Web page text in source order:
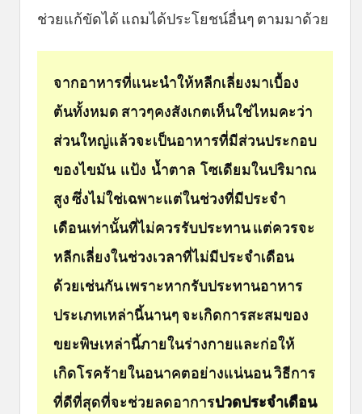
ช่วยแก้ขัดได้ แถมได้ประโยชน์อื่นๆ ตามมาด้วย
จากอาหารที่แนะนำให้หลีกเลี่ยงมาเบื้อง
ต้นทั้งหมด สาวๆคงสังเกตเห็นใช่ไหมคะว่า
ส่วนใหญ่แล้วจะเป็นอาหารที่มีส่วนประกอบ
ของไขมัน แป้ง น้ำตาล โซเดียมในปริมาณ
สูง ซึ่งไม่ใช่เฉพาะแต่ในช่วงที่มีประจำ
เดือนเท่านั้นที่ไม่ควรรับประทาน แต่ควรจะ
หลีกเลี่ยงในช่วงเวลาที่ไม่มีประจำเดือน
ด้วยเช่นกัน เพราะหากรับประทานอาหาร
ประเภทเหล่านี้นานๆ จะเกิดการสะสมของ
ขยะพิษเหล่านี้ภายในร่างกายและก่อให้
เกิดโรคร้ายในอนาคตอย่างแน่นอน วิธีการ
ที่ดีที่สุดที่จะช่วยลดอาการปวดประจำเดือน